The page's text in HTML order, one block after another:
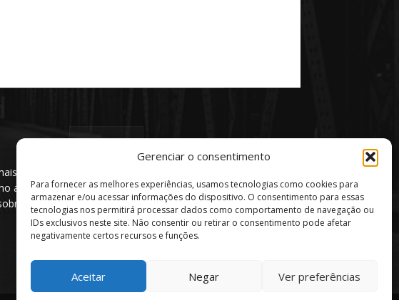
Gerenciar o consentimento
Para fornecer as melhores experiências, usamos tecnologias como cookies para
armazenar e/ou acessar informações do dispositivo. O consentimento para essas
tecnologias nos permitirá processar dados como comportamento de navegação ou
IDs exclusivos neste site. Não consentir ou retirar o consentimento pode afetar
negativamente certos recursos e funções.
Aceitar Negar Ver preferências
ar
a